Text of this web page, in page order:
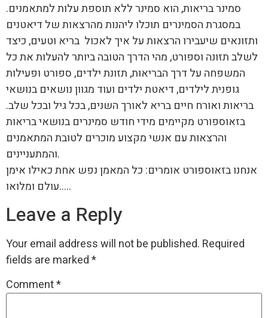
סמינר בריאות, הוא סמינר ללא תוספת עלות למתאמנים.
במסגרת הסמינרים תוכלו ליהנות מהרצאות של דיאטנים
ותזונאים שיעבירו הרצאות על איך לאכול בריא וטעים, כיצד
לשלב תזונה וספורט, מהי הדרך הטובה ביותר להעלות את כל
המשפחה על דרך הבריאות, תזונת ילדים, ספורט ופעילות
גופנית לילדים, דיאטת ילדים ועוד מגוון נושאים בנושאי
בריאות ואורח חיים בריא לאורך השנים, בכל גיל ובכל שלב.
בזאוספורט מקיימים מידי חודש סמינרים בנושאי בריאות
והרצאות עם אנשי מקצוע מוכרים לטובת המתאמנים
והמתעניינים.
אנחנו בזאוספורט אומרים: כל המאמן נפש אחת כאילו אימן
עולם ומלואו…..
Leave a Reply
Your email address will not be published. Required
fields are marked*
Comment*